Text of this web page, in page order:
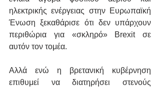
ηλεκτρικής ενέργειας στην Ευρωπαϊκή
Ένωση ξεκαθάρισε ότι δεν υπάρχουν
περιθώρια για «σκληρό» Brexit σε
αυτόν τον τομέα.
Αλλά ενώ η βρετανική κυβέρνηση
επιθυμεί να διατηρήσει στενούς